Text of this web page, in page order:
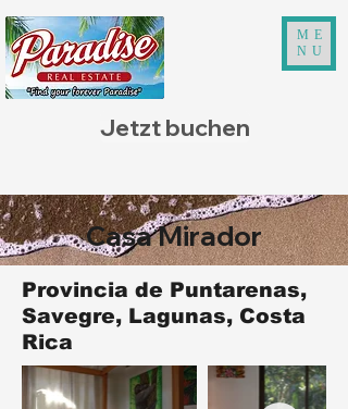
ME
NU
Jetzt buchen
Casa Mirador
Provincia de Puntarenas,
Savegre, Lagunas, Costa
Rica